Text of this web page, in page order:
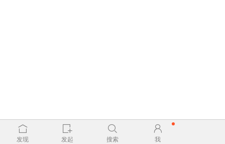
发现 发起 搜索 我